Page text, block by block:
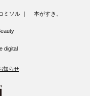
ミソル 本がすき。
digital
知らせ